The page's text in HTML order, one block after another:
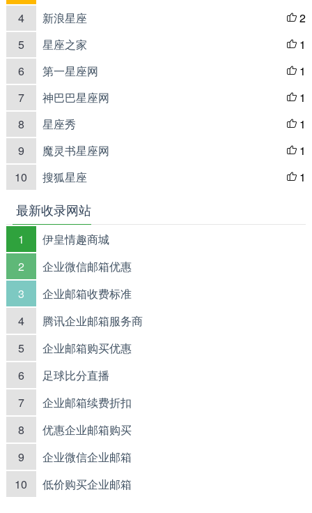
4
新浪星座  2
5
星座之家  1
6
第一星座网  1
7
神巴巴星座网  1
8
星座秀  1
9
魔灵书星座网  1
10
搜狐星座  1
最新收录网站
1
伊皇情趣商城
2
企业微信邮箱优惠
3
企业邮箱收费标准
4
腾讯企业邮箱服务商
5
企业邮箱购买优惠
6
足球比分直播
7
企业邮箱续费折扣
8
优惠企业邮箱购买
9
企业微信企业邮箱
10
低价购买企业邮箱